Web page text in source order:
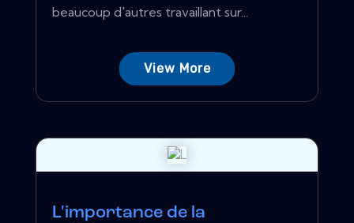
beaucoup d'autres travaillant sur...
View More
L'importance de la